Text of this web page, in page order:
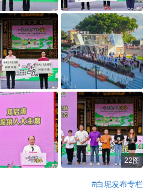
22图
#白坭发布专栏